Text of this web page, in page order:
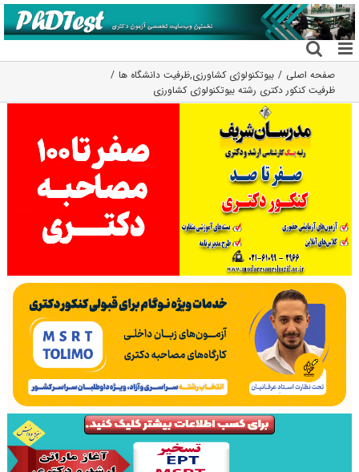
رفتن
به
محتوا
صفحه اصلی بیوتکنولوژی کشاورزی,ظرفیت دانشگاه ها
ظرفیت کنکور دکتری رشته بیوﺗﻜﻨﻮﻟﻮژی ﻛﺸﺎورزی